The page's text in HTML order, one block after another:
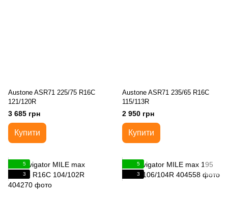
Austone ASR71 225/75 R16C
121/120R
3 685 грн
Купити
Austone ASR71 235/65 R16C
115/113R
2 950 грн
Купити
5
3
5
3